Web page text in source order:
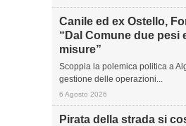
Canile ed ex Ostello,
“Dal Comune due pesi
misure”
Scoppia la polemica politica a
gestione delle operazioni...
6 Agosto 2026
Pirata della strada si